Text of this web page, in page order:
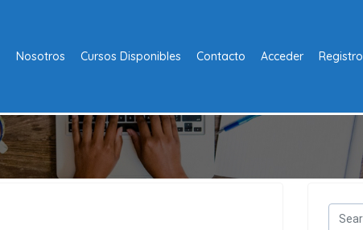
Nosotros Cursos Disponibles Contacto Acceder Registro